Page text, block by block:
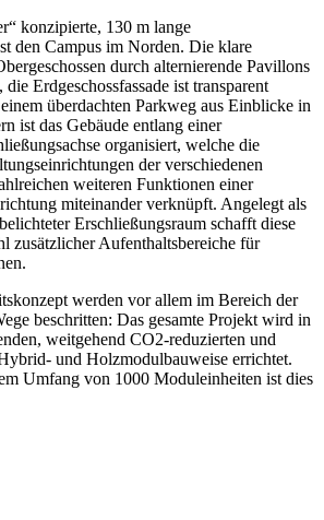
konzipierte, 130 m lange
den Campus im Norden. Die klare
durch alternierende Pavillons
Erdgeschossfassade ist transparent
überdachten Parkweg aus Einblicke in
ist das Gebäude entlang einer
organisiert, welche die
der verschiedenen
weiteren Funktionen einer
miteinander verknüpft. Angelegt als
Erschließungsraum schafft diese
zusätzlicher Aufenthaltsbereiche für
werden vor allem im Bereich der
beschritten: Das gesamte Projekt wird in
weitgehend CO2-reduzierten und
und Holzmodulbauweise errichtet.
Umfang von 1000 Moduleinheiten ist dies